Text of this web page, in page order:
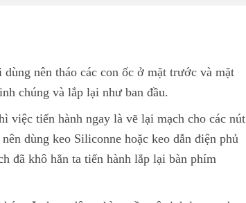
nên tháo các con ốc ở mặt trước và mặt
chúng và lắp lại như ban đầu.
việc tiến hành ngay là vẽ lại mạch cho các nút
dùng keo Siliconne hoặc keo dẫn điện phủ
đã khô hẳn ta tiến hành lắp lại bàn phím